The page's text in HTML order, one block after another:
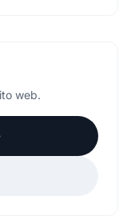
web.